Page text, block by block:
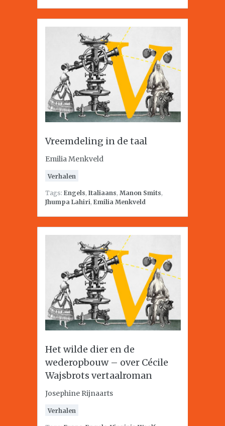
Vreemdeling in de taal
Emilia Menkveld
Verhalen
Tags: Engels, Italiaans, Manon Smits,
Jhumpa Lahiri, Emilia Menkveld
Het wilde dier en de
wederopbouw – over Cécile
Wajsbrots vertaalroman
Josephine Rijnaarts
Verhalen